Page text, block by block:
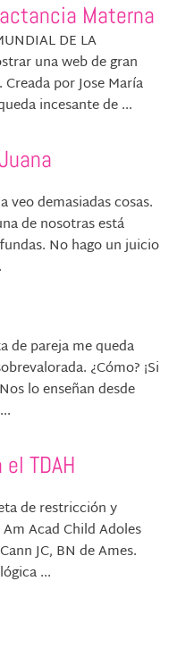
Materna
DE LA
una web de gran
por Jose María
incesante de ...
veo demasiadas cosas.
de nosotras está
No hago un juicio
de pareja me queda
¿Cómo? ¡Si
lo enseñan desde
TDAH
de restricción y
Acad Child Adoles
JC, BN de Ames.
...